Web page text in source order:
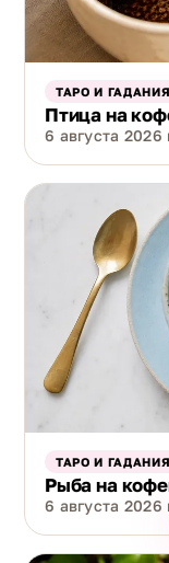
ТАРО И ГАДАНИЯ
Птица на
6 августа 2026
ТАРО И ГАДАНИЯ
Рыба на
6 августа 2026